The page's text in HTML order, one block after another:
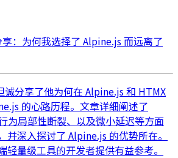
：为何我选择了 Alpine.js 而远离了
诚分享了他为何在 Alpine.js 和 HTMX
的心路历程。文章详细阐述了
为局部性断裂、以及微小延迟等方面
并深入探讨了 Alpine.js 的优势所在。
轻量级工具的开发者提供有益参考。